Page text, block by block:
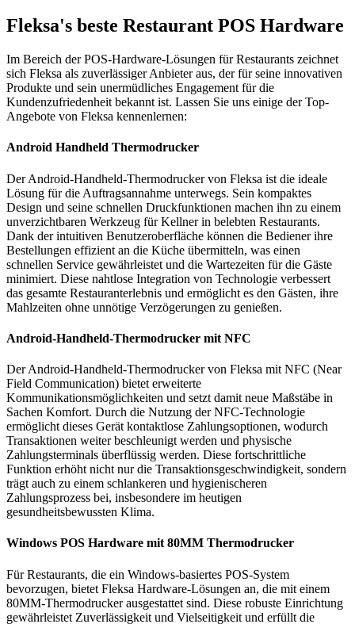
Fleksa's beste Restaurant POS Hardware
Im Bereich der POS-Hardware-Lösungen für Restaurants zeichnet
sich Fleksa als zuverlässiger Anbieter aus, der für seine innovativen
Produkte und sein unermüdliches Engagement für die
Kundenzufriedenheit bekannt ist. Lassen Sie uns einige der Top-
Angebote von Fleksa kennenlernen:
Android Handheld Thermodrucker
Der Android-Handheld-Thermodrucker von Fleksa ist die ideale
Lösung für die Auftragsannahme unterwegs. Sein kompaktes
Design und seine schnellen Druckfunktionen machen ihn zu einem
unverzichtbaren Werkzeug für Kellner in belebten Restaurants.
Dank der intuitiven Benutzeroberfläche können die Bediener ihre
Bestellungen effizient an die Küche übermitteln, was einen
schnellen Service gewährleistet und die Wartezeiten für die Gäste
minimiert. Diese nahtlose Integration von Technologie verbessert
das gesamte Restauranterlebnis und ermöglicht es den Gästen, ihre
Mahlzeiten ohne unnötige Verzögerungen zu genießen.
Android-Handheld-Thermodrucker mit NFC
Der Android-Handheld-Thermodrucker von Fleksa mit NFC (Near
Field Communication) bietet erweiterte
Kommunikationsmöglichkeiten und setzt damit neue Maßstäbe in
Sachen Komfort. Durch die Nutzung der NFC-Technologie
ermöglicht dieses Gerät kontaktlose Zahlungsoptionen, wodurch
Transaktionen weiter beschleunigt werden und physische
Zahlungsterminals überflüssig werden. Diese fortschrittliche
Funktion erhöht nicht nur die Transaktionsgeschwindigkeit, sondern
trägt auch zu einem schlankeren und hygienischeren
Zahlungsprozess bei, insbesondere im heutigen
gesundheitsbewussten Klima.
Windows POS Hardware mit 80MM Thermodrucker
Für Restaurants, die ein Windows-basiertes POS-System
bevorzugen, bietet Fleksa Hardware-Lösungen an, die mit einem
80MM-Thermodrucker ausgestattet sind. Diese robuste Einrichtung
gewährleistet Zuverlässigkeit und Vielseitigkeit und erfüllt die